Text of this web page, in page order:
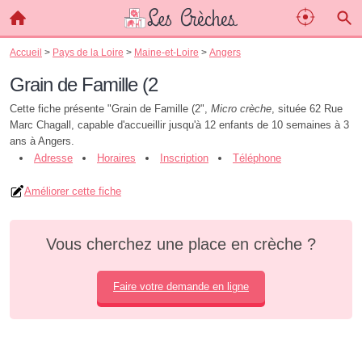
Accueil > Pays de la Loire > Maine-et-Loire > Angers
Grain de Famille (2
Cette fiche présente "Grain de Famille (2", Micro crèche, située 62 Rue
Marc Chagall, capable d'accueillir jusqu'à 12 enfants de 10 semaines à 3
ans à Angers.
Adresse
Horaires Inscription Téléphone
Améliorer cette fiche
Vous cherchez une place en crèche ?
Faire votre demande en ligne